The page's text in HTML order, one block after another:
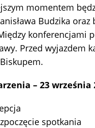
momentem
Budzika
konferencjami
Przed wyjazdem
– 23 września
spotkania